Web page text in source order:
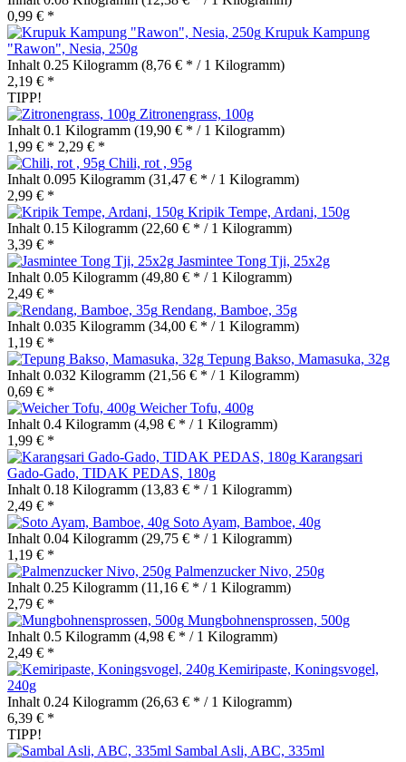
0,99 € *
Krupuk Kampung
"Rawon", Nesia, 250g
Inhalt 0.25 Kilogramm (8,76 € * / 1 Kilogramm)
2,19 € *
TIPP!
Zitronengrass, 100g
Inhalt 0.1 Kilogramm (19,90 € * / 1 Kilogramm)
1,99 € * 2,29 € *
Chili, rot , 95g
Inhalt 0.095 Kilogramm (31,47 € * / 1 Kilogramm)
2,99 € *
Kripik Tempe, Ardani, 150g
Inhalt 0.15 Kilogramm (22,60 € * / 1 Kilogramm)
3,39 € *
Jasmintee Tong Tji, 25x2g
Inhalt 0.05 Kilogramm (49,80 € * / 1 Kilogramm)
2,49 € *
Rendang, Bamboe, 35g
Inhalt 0.035 Kilogramm (34,00 € * / 1 Kilogramm)
1,19 € *
Tepung Bakso, Mamasuka, 32g
Inhalt 0.032 Kilogramm (21,56 € * / 1 Kilogramm)
0,69 € *
Weicher Tofu, 400g
Inhalt 0.4 Kilogramm (4,98 € * / 1 Kilogramm)
1,99 € *
Karangsari
Gado-Gado, TIDAK PEDAS, 180g
Inhalt 0.18 Kilogramm (13,83 € * / 1 Kilogramm)
2,49 € *
Soto Ayam, Bamboe, 40g
Inhalt 0.04 Kilogramm (29,75 € * / 1 Kilogramm)
1,19 € *
Palmenzucker Nivo, 250g
Inhalt 0.25 Kilogramm (11,16 € * / 1 Kilogramm)
2,79 € *
Mungbohnensprossen, 500g
Inhalt 0.5 Kilogramm (4,98 € * / 1 Kilogramm)
2,49 € *
Kemiripaste, Koningsvogel,
240g
Inhalt 0.24 Kilogramm (26,63 € * / 1 Kilogramm)
6,39 € *
TIPP!
Sambal Asli, ABC, 335ml